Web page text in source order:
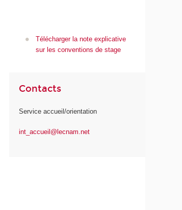
Télécharger la note explicative
sur les conventions de stage
Contacts
Service accueil/orientation
int_accueil@lecnam.net